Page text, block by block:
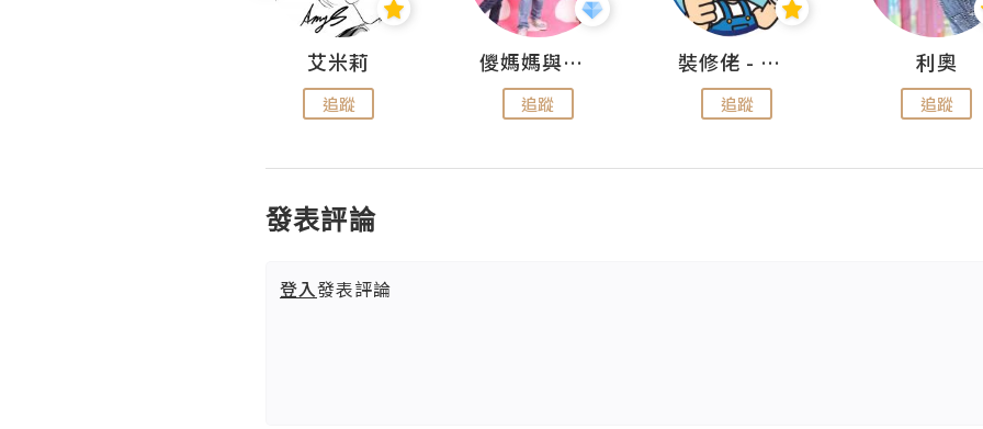
艾米莉
追蹤
儍媽媽與兩隻小魔怪之家
追蹤
裝修佬 - 香港一站式網上裝修平台
追蹤
利奧
追蹤
發表評論
登入發表評論